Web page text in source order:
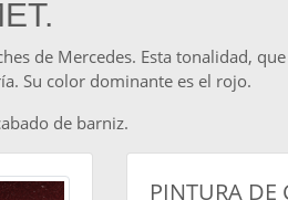
de Mercedes. Esta tonalidad,
Su color dominante es el rojo.
de barniz.
PINTURA DE